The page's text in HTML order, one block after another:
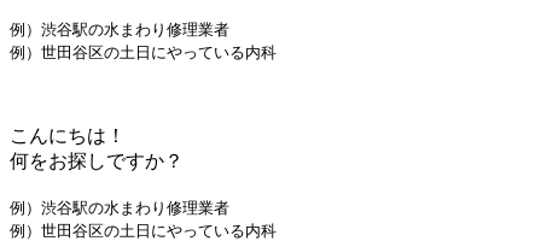
例）渋谷駅の水まわり修理業者
例）世田谷区の土日にやっている内科
こんにちは！
何をお探しですか？
例）渋谷駅の水まわり修理業者
例）世田谷区の土日にやっている内科